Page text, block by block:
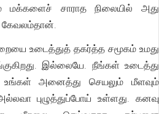
மக்களைச் சாராத நிலையில் அது
கேவலம்தான்.
உடைத்துத் தகர்த்த சமூகம் உமது
இல்லையே. நீங்கள் உடைத்து
உங்கள் அனைத்து செயலும் மீளவும்
புழுத்துப்போய் உள்ளது. கனவு